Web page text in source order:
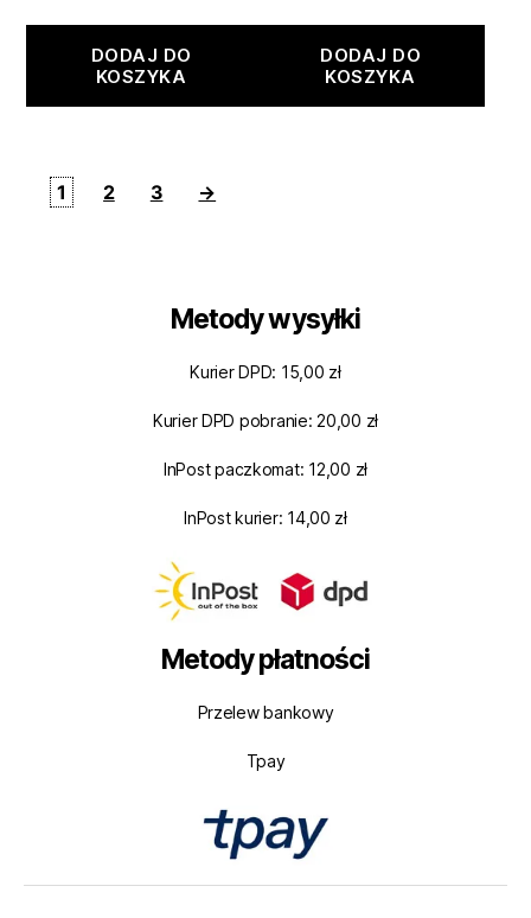
DODAJ DO
KOSZYKA
DODAJ DO
KOSZYKA
1 2 3 →
Metody wysyłki
Kurier DPD: 15,00 zł
Kurier DPD pobranie: 20,00 zł
InPost paczkomat: 12,00 zł
InPost kurier: 14,00 zł
Metody płatności
Przelew bankowy
Tpay